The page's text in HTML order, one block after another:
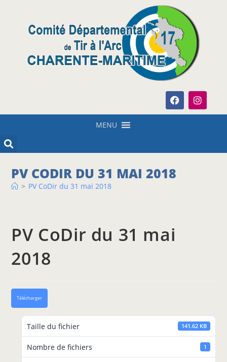
MENU
PV CODIR DU 31 MAI 2018
> PV CoDir du 31 mai 2018
PV CoDir du 31 mai
2018
Télécharger
Taille du fichier 141.62 KB
Nombre de fichiers 1